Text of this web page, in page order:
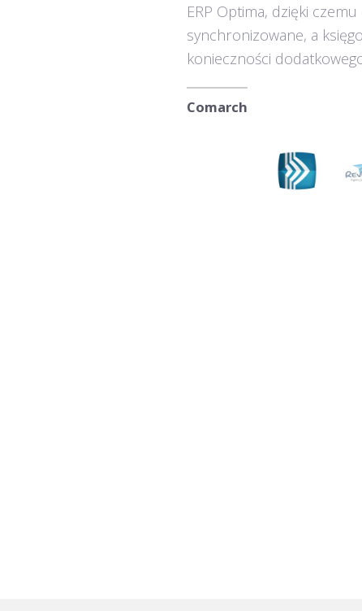
ERP Optima, dzięki
synchronizowane, a
konieczności
Comarch